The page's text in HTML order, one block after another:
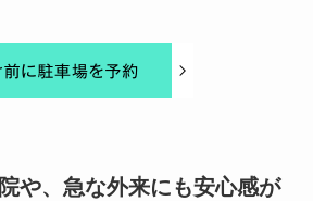
や、急な外来にも安心感が